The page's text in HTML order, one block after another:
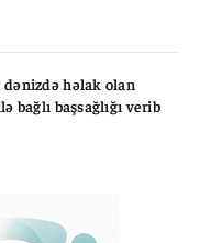
dənizdə həlak olan
bağlı başsağlığı verib